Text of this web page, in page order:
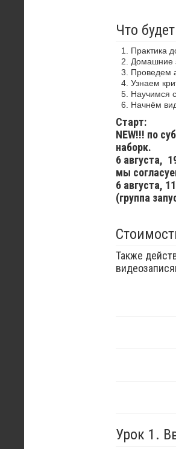
Что
Практика
Домашние
Проведем
Узнаем
Научимся
Начнём
Старт:
NEW!!! по
наборк.
6 августа,
мы
6 августа,
(группа
Также
Урок 1.